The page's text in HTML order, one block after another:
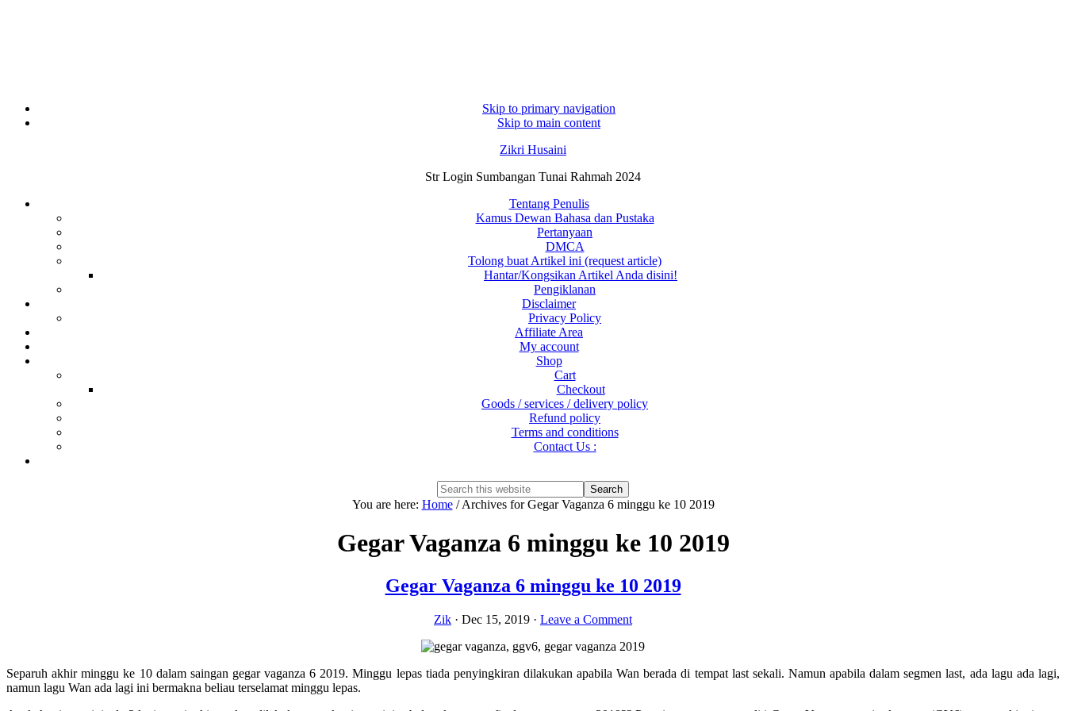
Skip to primary navigation
Skip to main content
Zikri Husaini
Str Login Sumbangan Tunai Rahmah 2024
Tentang Penulis
Kamus Dewan Bahasa dan Pustaka
Pertanyaan
DMCA
Tolong buat Artikel ini (request article)
Hantar/Kongsikan Artikel Anda disini!
Pengiklanan
Disclaimer
Privacy Policy
Affiliate Area
My account
Shop
Cart
Checkout
Goods / services / delivery policy
Refund policy
Terms and conditions
Contact Us :
Search
this
Hide
You are here: Home /Archives for Gegar Vaganza 6 minggu ke 10 2019
Gegar Vaganza 6 minggu ke 10 2019
Gegar Vaganza 6 minggu ke 10 2019
Zik · Dec 15, 2019 · Leave a Comment
Separuh akhir minggu ke 10 dalam saingan gegar vaganza 6 2019. Minggu lepas tiada penyingkiran dilakukan apabila Wan berada di tempat last sekali. Namun apabila dalam segmen last, ada lagu ada lagi,
namun lagu Wan ada lagi ini bermakna beliau terselamat minggu lepas.